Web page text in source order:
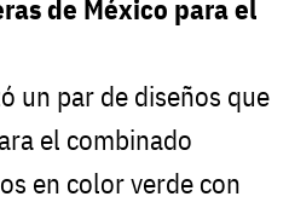
de México para el
un par de diseños que
el combinado
en color verde con